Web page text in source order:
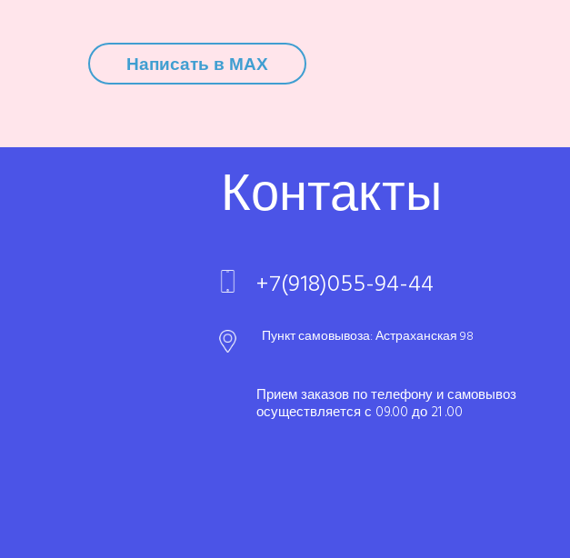
Написать в MAX
Контакты
Пункт самовывоза: Астраханская 98
+7(918)055-94-44
Прием заказов по телефону и самовывоз
осуществляется с 09.00 до 21 .00